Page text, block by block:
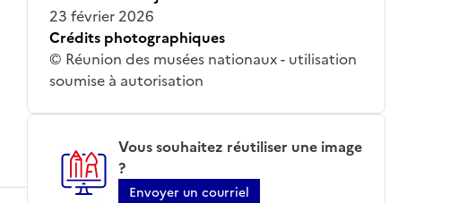
23 février 2026
Crédits photographiques
© Réunion des musées nationaux - utilisation
soumise à autorisation
Vous souhaitez réutiliser une image
?
Envoyer un courriel